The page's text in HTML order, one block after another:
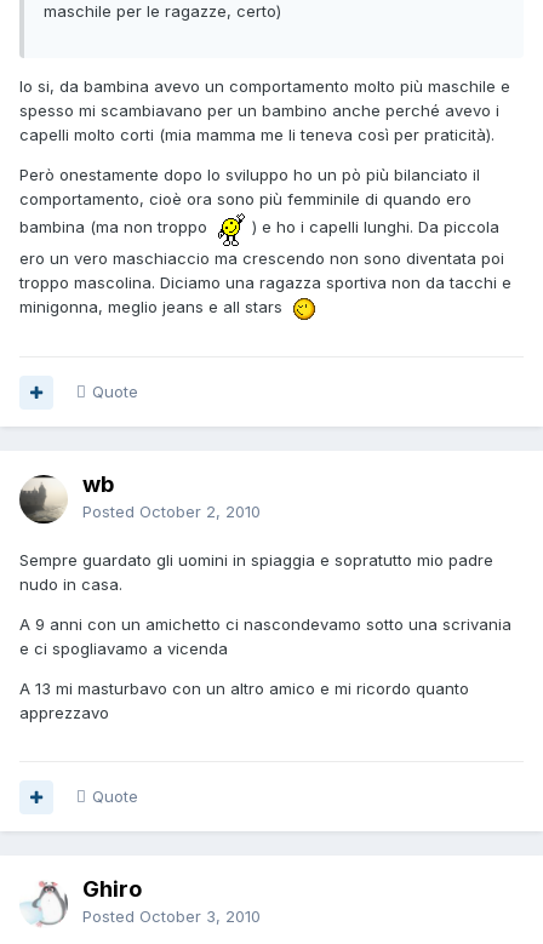
maschile per le ragazze, certo)
Io si, da bambina avevo un comportamento molto più maschile e
spesso mi scambiavano per un bambino anche perché avevo i
capelli molto corti (mia mamma me li teneva così per praticità).
Però onestamente dopo lo sviluppo ho un pò più bilanciato il
comportamento, cioè ora sono più femminile di quando ero
bambina (ma non troppo
) e ho i capelli lunghi. Da piccola
ero un vero maschiaccio ma crescendo non sono diventata poi
troppo mascolina. Diciamo una ragazza sportiva non da tacchi e
minigonna, meglio jeans e all stars
Quote
wb
Posted October 2, 2010
Sempre guardato gli uomini in spiaggia e sopratutto mio padre
nudo in casa.
A 9 anni con un amichetto ci nascondevamo sotto una scrivania
e ci spogliavamo a vicenda
A 13 mi masturbavo con un altro amico e mi ricordo quanto
apprezzavo
Quote
Ghiro
Posted October 3, 2010